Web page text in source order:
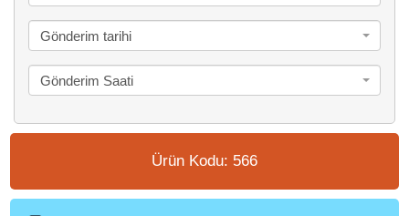
Gönderim tarihi
Gönderim Saati
Ürün Kodu: 566